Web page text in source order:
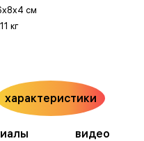
см
кг
характеристики
видео